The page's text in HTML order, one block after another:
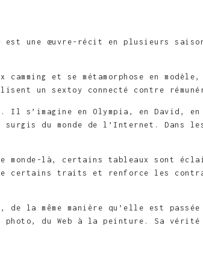
est une œuvre-récit en plusieurs
et se métamorphose en modèle,
un sextoy connecté contre
Il s’imagine en Olympia, en David, en
surgis du monde de l’Internet. Dans
monde-là, certains tableaux sont
certains traits et renforce les
la même manière qu’elle est passée
du Web à la peinture. Sa vérité